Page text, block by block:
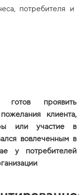
потребителя и
проявить
клиента,
или участие в
вовлеченным в
у потребителей